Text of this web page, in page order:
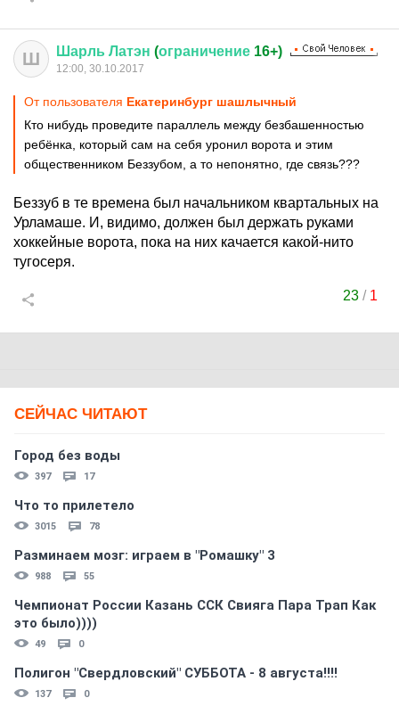
Ш Шарль Латэн (ограничение 16+)
12:00, 30.10.2017
От пользователя Екатеринбург шашлычный
Кто нибудь проведите параллель между безбашенностью
ребёнка, который сам на себя уронил ворота и этим
общественником Беззубом, а то непонятно, где связь???
Беззуб в те времена был начальником квартальных на
Урламаше. И, видимо, должен был держать руками
хоккейные ворота, пока на них качается какой-нито
тугосеря.
23 / 1
СЕЙЧАС ЧИТАЮТ
Город без воды
397 17
Что то прилетело
3015 78
Разминаем мозг: играем в "Ромашку" 3
988 55
Чемпионат России Казань ССК Свияга Пара Трап Как
это было))))
49 0
Полигон "Свердловский" СУББОТА - 8 августа!!!!
137 0